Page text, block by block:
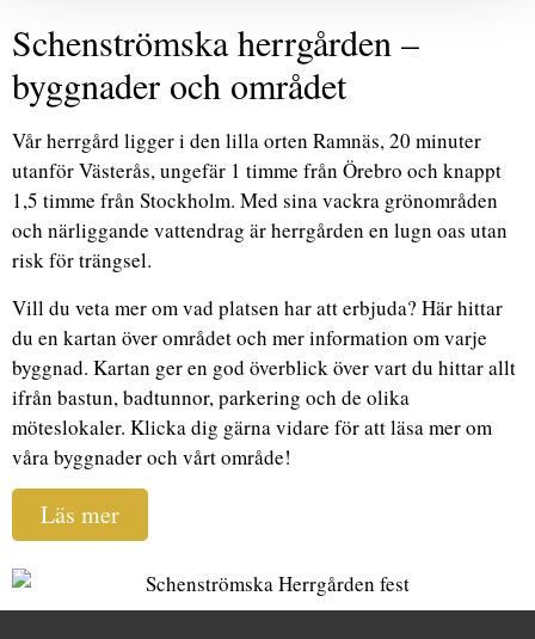
Schenströmska herrgården –
byggnader och området
Vår herrgård ligger i den lilla orten Ramnäs, 20 minuter
utanför Västerås, ungefär 1 timme från Örebro och knappt
1,5 timme från Stockholm. Med sina vackra grönområden
och närliggande vattendrag är herrgården en lugn oas utan
risk för trängsel.
Vill du veta mer om vad platsen har att erbjuda? Här hittar
du en kartan över området och mer information om varje
byggnad. Kartan ger en god överblick över vart du hittar allt
ifrån bastun, badtunnor, parkering och de olika
möteslokaler. Klicka dig gärna vidare för att läsa mer om
våra byggnader och vårt område!
Läs mer